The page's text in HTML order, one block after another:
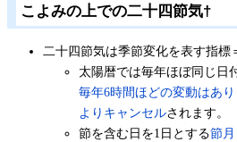
こよみの上での二十四節気†
二十四節気は季節変化を表す指標
太陽暦では毎年ほぼ同じ日
毎年6時間ほどの変動はあ
よりキャンセルされます。
節を含む日を1日とする節月